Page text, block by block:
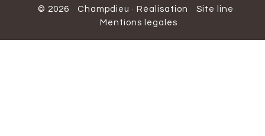
© 2026 Champdieu · Réalisation
Site line
Mentions legales